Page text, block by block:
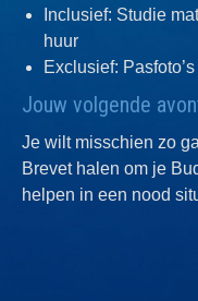
Inclusief: Studie
huur
Exclusief:
Jouw volgende
Je wilt misschien zo
Brevet halen om je
helpen in een nood